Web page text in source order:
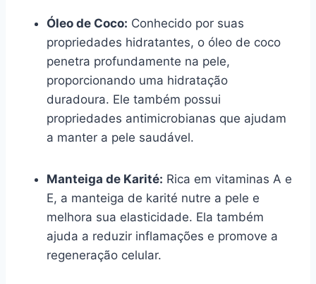
Óleo de Coco: Conhecido por suas
propriedades hidratantes, o óleo de coco
penetra profundamente na pele,
proporcionando uma hidratação
duradoura. Ele também possui
propriedades antimicrobianas que ajudam
a manter a pele saudável.
Manteiga de Karité: Rica em vitaminas A e
E, a manteiga de karité nutre a pele e
melhora sua elasticidade. Ela também
ajuda a reduzir inflamações e promove a
regeneração celular.